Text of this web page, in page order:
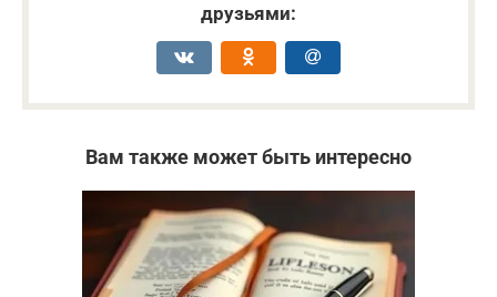
друзьями:
Вам также может быть интересно